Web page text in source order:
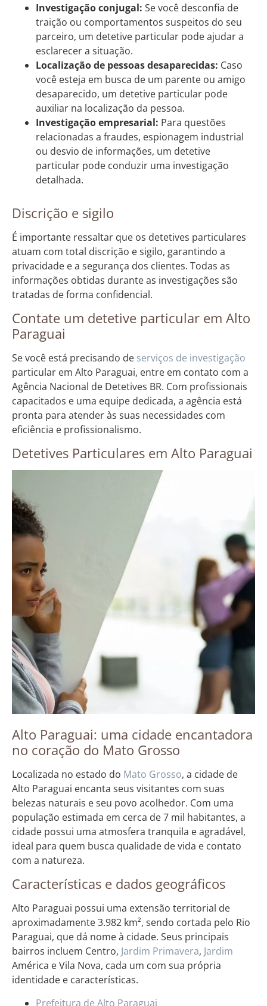
Investigação conjugal: Se você desconfia de
traição ou comportamentos suspeitos do seu
parceiro, um detetive particular pode ajudar a
esclarecer a situação.
Localização de pessoas desaparecidas: Caso
você esteja em busca de um parente ou amigo
desaparecido, um detetive particular pode
auxiliar na localização da pessoa.
Investigação empresarial: Para questões
relacionadas a fraudes, espionagem industrial
ou desvio de informações, um detetive
particular pode conduzir uma investigação
detalhada.
Discrição e sigilo
É importante ressaltar que os detetives particulares
atuam com total discrição e sigilo, garantindo a
privacidade e a segurança dos clientes. Todas as
informações obtidas durante as investigações são
tratadas de forma confidencial.
Contate um detetive particular em Alto
Paraguai
Se você está precisando de serviços de investigação
particular em Alto Paraguai, entre em contato com a
Agência Nacional de Detetives BR. Com profissionais
capacitados e uma equipe dedicada, a agência está
pronta para atender às suas necessidades com
eficiência e profissionalismo.
Detetives Particulares em Alto Paraguai
Alto Paraguai: uma cidade encantadora
no coração do Mato Grosso
Localizada no estado do Mato Grosso, a cidade de
Alto Paraguai encanta seus visitantes com suas
belezas naturais e seu povo acolhedor. Com uma
população estimada em cerca de 7 mil habitantes, a
cidade possui uma atmosfera tranquila e agradável,
ideal para quem busca qualidade de vida e contato
com a natureza.
Características e dados geográficos
Alto Paraguai possui uma extensão territorial de
aproximadamente 3.982 km², sendo cortada pelo Rio
Paraguai, que dá nome à cidade. Seus principais
bairros incluem Centro, Jardim Primavera, Jardim
América e Vila Nova, cada um com sua própria
identidade e características.
Prefeitura de Alto Paraguai